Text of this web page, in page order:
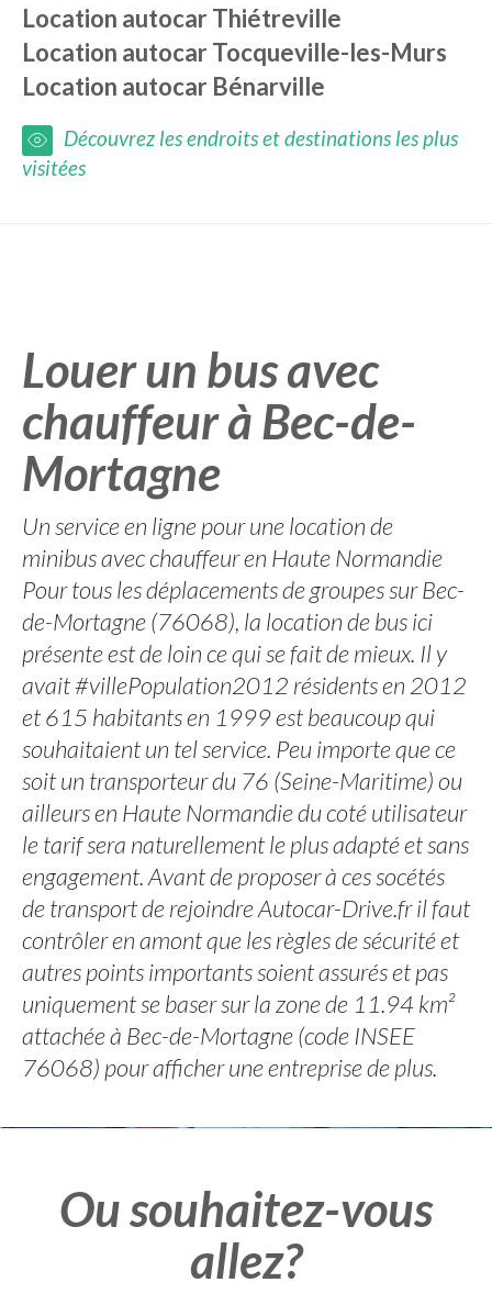
Location autocarThiétreville
Location autocarTocqueville-les-Murs
Location autocar Bénarville
Découvrez les endroits et destinations les plus
visitées
Louer un bus avec
chauffeur à Bec-de-
Mortagne
Un service en ligne pour une location de
minibus avec chauffeur en Haute Normandie
Pour tous les déplacements de groupes sur Bec-
de-Mortagne (76068), la location de bus ici
présente est de loin ce qui se fait de mieux. Il y
avait #villePopulation2012 résidents en 2012
et 615 habitants en 1999 est beaucoup qui
souhaitaient un tel service. Peu importe que ce
soit un transporteur du 76 (Seine-Maritime) ou
ailleurs en Haute Normandie du coté utilisateur
le tarif sera naturellement le plus adapté et sans
engagement. Avant de proposer à ces socétés
de transport de rejoindre Autocar-Drive.fr il faut
contrôler en amont que les règles de sécurité et
autres points importants soient assurés et pas
uniquement se baser sur la zone de 11.94 km²
attachée à Bec-de-Mortagne (code INSEE
76068) pour afficher une entreprise de plus.
Ou souhaitez-vous
allez?